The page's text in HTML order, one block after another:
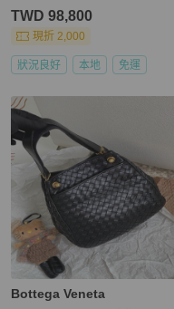
TWD 98,800
現折 2,000
狀況良好 本地 免運
Bottega Veneta